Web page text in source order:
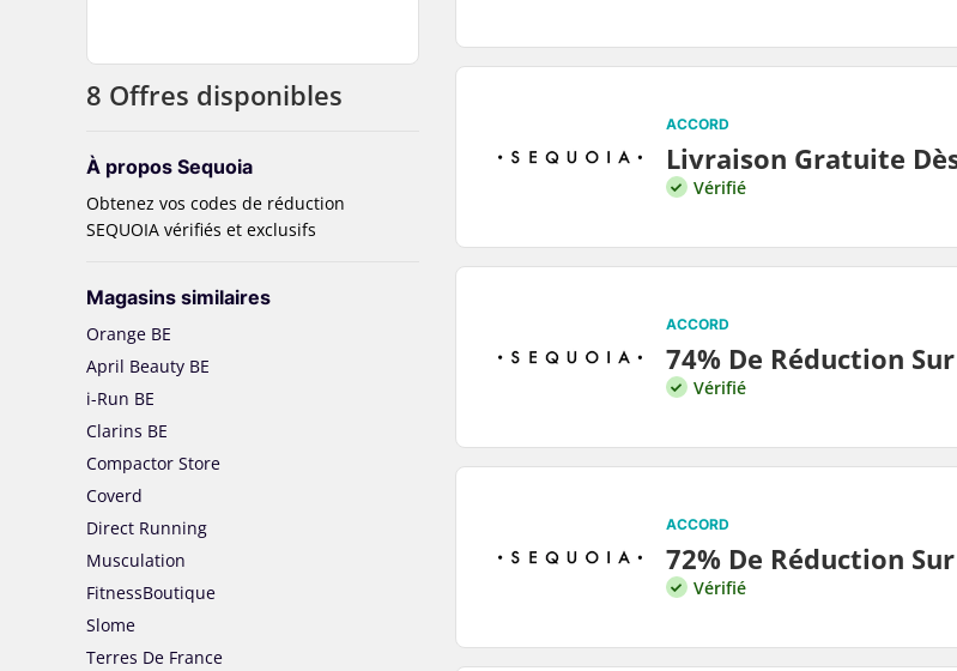
8 Offres disponibles
À propos Sequoia
Obtenez vos codes de réduction
SEQUOIA vérifiés et exclusifs
Magasins similaires
Orange BE
April Beauty BE
i-Run BE
Clarins BE
Compactor Store
Coverd
Direct Running
Musculation
FitnessBoutique
Slome
Terres De France
ACCORD
Livraison Gratuite
Vérifié
ACCORD
74% De Réduction
Vérifié
ACCORD
72% De Réduction
Vérifié